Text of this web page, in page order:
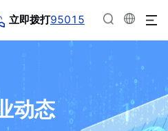
立即拨打95015
动态